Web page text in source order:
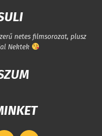
netes filmsorozat, plusz
Nektek